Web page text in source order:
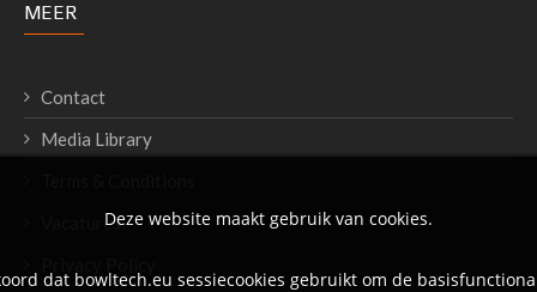
MEER
Contact
Media Library
VacaturesDeze website maakt gebruik van cookies.
dat bowltech.eu sessiecookies gebruikt om de